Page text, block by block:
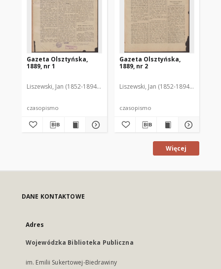
Gazeta Olsztyńska,
1889, nr 1
Liszewski, Jan (1852-1894). Red.
czasopismo
Gazeta Olsztyńska,
1889, nr 2
Liszewski, Jan (1852-1894). Red.
czasopismo
Więcej
DANE KONTAKTOWE
Adres
Wojewódzka Biblioteka Publiczna
im. Emilii Sukertowej-Biedrawiny